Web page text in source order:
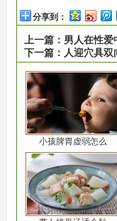
分享到：
上一篇： 男人在性爱
下一篇： 人迎穴具
小孩脾胃虚弱怎么